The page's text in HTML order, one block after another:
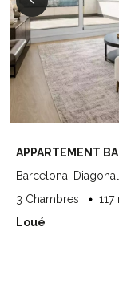
APPARTEMENT
Barcelona,
3 Chambres
117
Loué